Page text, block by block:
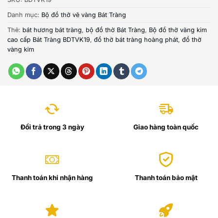
Danh mục: Bộ đồ thờ vẽ vàng Bát Tràng
Thẻ: bát hương bát tràng, bộ đồ thờ Bát Tràng, Bộ đồ thờ vàng kim
cao cấp Bát Tràng BDTVK19, đồ thờ bát tràng hoàng phát, đồ thờ
vàng kim
Đổi trả trong 3 ngày Giao hàng toàn quốc
Thanh toán khi nhận hàng Thanh toán bảo mật